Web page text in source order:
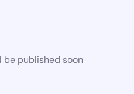
be published soon